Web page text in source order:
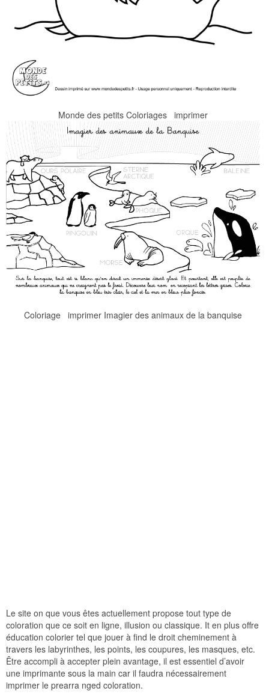
Monde des petits Coloriages imprimer
Coloriage imprimer Imagier des animaux de la banquise
Le site on que vous êtes actuellement propose tout type de
coloration que ce soit en ligne, illusion ou classique. It en plus offre
éducation colorier tel que jouer à find le droit cheminement à
travers les labyrinthes, les points, les coupures, les masques, etc.
Être accompli à accepter plein avantage, il est essentiel d’avoir
une imprimante sous la main car il faudra nécessairement
imprimer le prearra nged coloration.